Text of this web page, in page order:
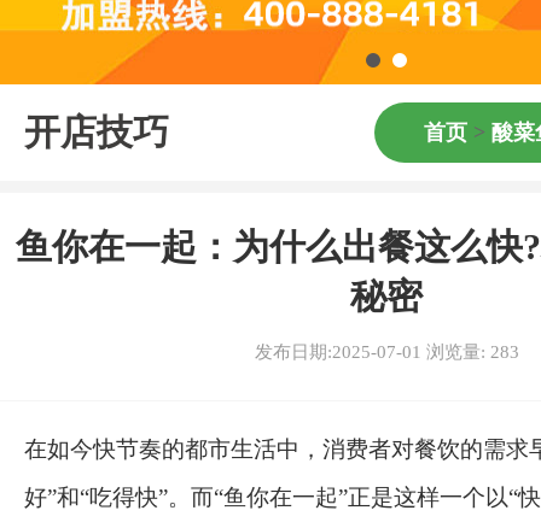
开店技巧 首页 > 酸菜
鱼你在一起：为什么出餐这么快
秘密
发布日期:2025-07-01 浏览量: 283
在如今快节奏的都市生活中，消费者对餐饮的需求
好”和“吃得快”。而“鱼你在一起”正是这样一个以“